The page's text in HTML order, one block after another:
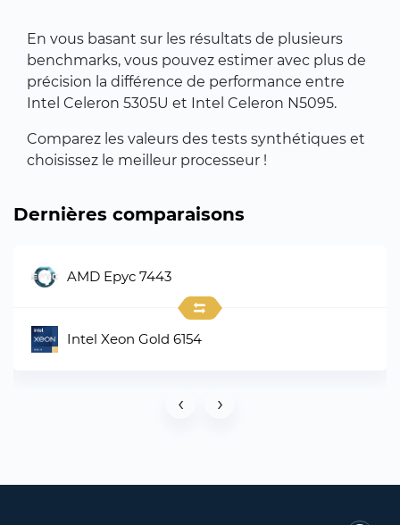
En vous basant sur les résultats de plusieurs
benchmarks, vous pouvez estimer avec plus de
précision la différence de performance entre
Intel Celeron 5305U et Intel Celeron N5095.
Comparez les valeurs des tests synthétiques et
choisissez le meilleur processeur !
Dernières comparaisons
AMD Epyc 7443
Intel Xeon Gold 6154
‹ ›